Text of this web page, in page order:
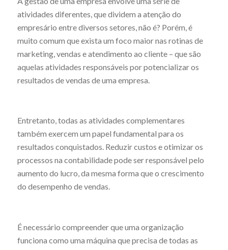
atividades diferentes, que dividem a atenção do
empresário entre diversos setores, não é? Porém, é
muito comum que exista um foco maior nas rotinas de
marketing, vendas e atendimento ao cliente – que são
aquelas atividades responsáveis por potencializar os
resultados de vendas de uma empresa.
Entretanto, todas as atividades complementares
também exercem um papel fundamental para os
resultados conquistados. Reduzir custos e otimizar os
processos na contabilidade pode ser responsável pelo
aumento do lucro, da mesma forma que o crescimento
do desempenho de vendas.
É necessário compreender que uma organização
funciona como uma máquina que precisa de todas as